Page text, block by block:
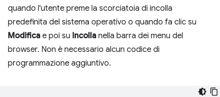
quando l'utente preme la scorciatoia di incolla
predefinita del sistema operativo o quando fa clic su
Modifica e poi su Incolla nella barra dei menu del
browser. Non è necessario alcun codice di
programmazione aggiuntivo.